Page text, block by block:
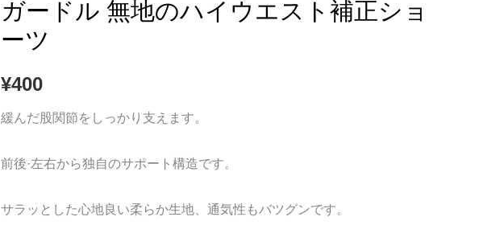
ガードル 無地のハイウエスト補正ショ
ーツ
¥400
緩んだ股関節をしっかり支えます。
前後·左右から独自のサポート構造です。
サラッとした心地良い柔らか生地、通気性もバツグンです。
無
地
ハ
イ
エ
ト